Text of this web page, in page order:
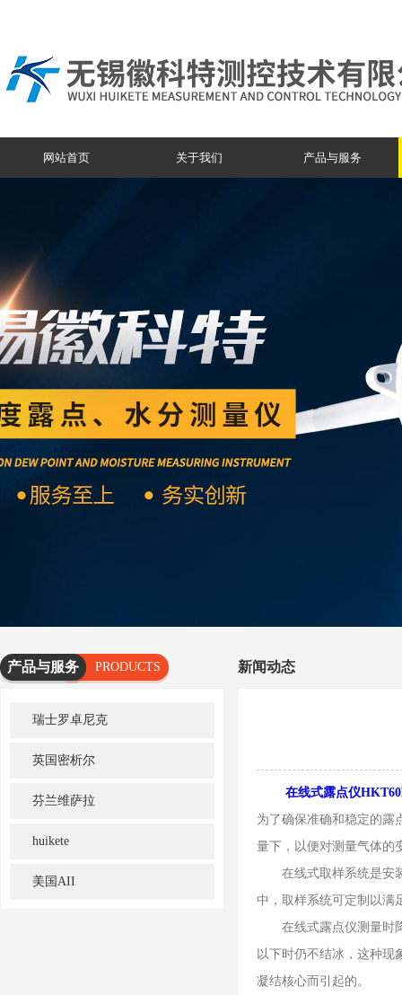
网站首页 关于我们 产品与服务
产品与服务
PRODUCTS
SERVICES
瑞士罗卓尼克
英国密析尔
芬兰维萨拉
huikete
美国AII
新闻动态
在线式露点仪
为了确保准确和稳定的露
量下，以便对测量气体的
在线式取样系统是安装
中，取样系统可定制以满
在线式露点仪测量时降
以下时仍不结冰，这种现
凝结核心而引起的。